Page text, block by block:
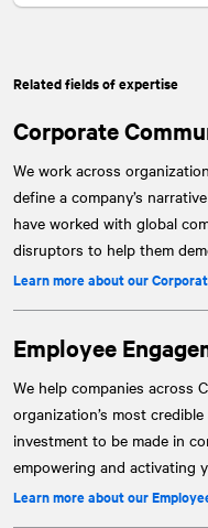
Related fields of expertise
Corporate
We work across
define a company’s
have worked with global
disruptors to help them
Learn more about our
Employee
We help companies across
organization’s most
investment to be made in
empowering and activating
Learn more about our